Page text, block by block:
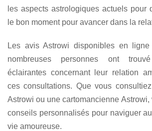
les aspects astrologiques actuels pour
le bon moment pour avancer dans la
Les avis Astrowi disponibles en
nombreuses personnes ont
éclairantes concernant leur relation
ces consultations. Que vous
Astrowi ou une cartomancienne
conseils personnalisés pour naviguer
vie amoureuse.